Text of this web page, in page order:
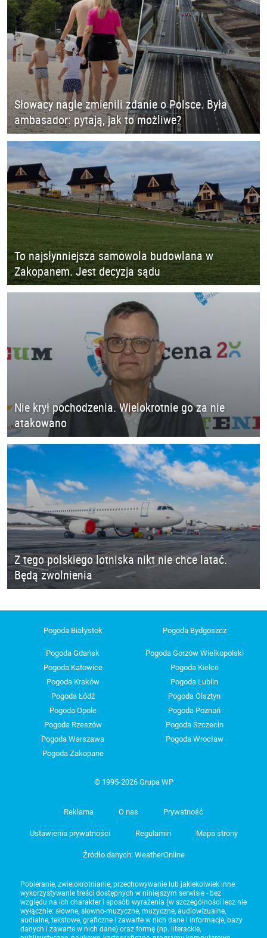
Słowacy nagle zmienili zdanie o Polsce. Była
ambasador: pytają, jak to możliwe?
To najsłynniejsza samowola budowlana w
Zakopanem. Jest decyzja sądu
Nie krył pochodzenia. Wielokrotnie go za nie
atakowano
Z tego polskiego lotniska nikt nie chce latać.
Będą zwolnienia
Pogoda Białystok Pogoda Bydgoszcz
Pogoda Gdańsk
Pogoda Gorzów Wielkopolski
Pogoda Katowice
Pogoda Kielce
Pogoda Kraków
Pogoda Lublin
Pogoda Łódź
Pogoda Olsztyn
Pogoda Opole
Pogoda Poznań
Pogoda Rzeszów
Pogoda Szczecin
Pogoda Warszawa
Pogoda Wrocław
Pogoda Zakopane
© 1995-2026 Grupa WP
Reklama O nas Prywatność
Ustawienia prywatności Regulamin Mapa strony
Źródło danych: WeatherOnline
Pobieranie, zwielokrotnianie, przechowywanie lub jakiekolwiek inne
wykorzystywanie treści dostępnych w niniejszym serwisie - bez
względu na ich charakter i sposób wyrażenia (w szczególności lecz nie
wyłącznie: słowne, słowno-muzyczne, muzyczne, audiowizualne,
audialne, tekstowe, graficzne i zawarte w nich dane i informacje, bazy
danych i zawarte w nich dane) oraz formę (np. literackie,